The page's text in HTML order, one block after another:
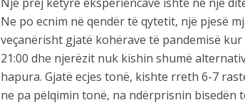
Ne po ecnim në qendër të qytetit, një pjesë
veçanërisht gjatë kohërave të pandemisë
21:00 dhe njerëzit nuk kishin shumë
hapura. Gjatë ecjes tonë, kishte rreth 6-7
ne pa pëlqimin tonë, na ndërprisnin bisedën